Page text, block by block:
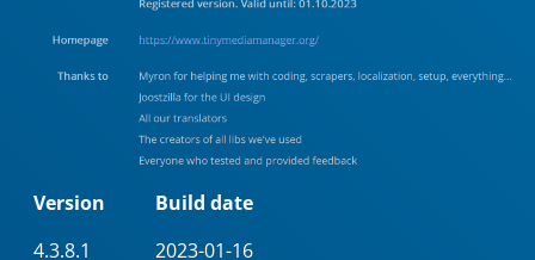
Version
Build date
4.3.8.1
2023-01-16